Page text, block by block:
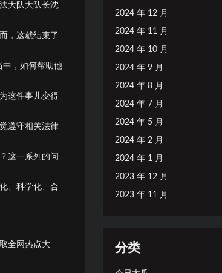
大队大队长沈
，这就结束了
中，如何帮助他
这件事儿变得
遵守相关法律
这一系列的问
、科学化、合
全网热点大
2024 年 12 月
2024 年 11 月
2024 年 10 月
2024 年 9 月
2024 年 8 月
2024 年 7 月
2024 年 5 月
2024 年 2 月
2024 年 1 月
2023 年 12 月
2023 年 11 月
分类